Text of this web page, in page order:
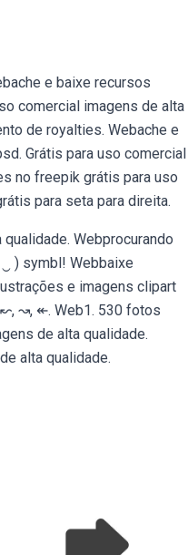
e baixe recursos
comercial imagens de alta
de royalties. Webache e
Grátis para uso comercial
no freepik grátis para uso
para seta para direita.
Webprocurando
) symbl! Webbaixe
e imagens clipart
↝, ↞. Web1. 530 fotos
de alta qualidade.
alta qualidade.